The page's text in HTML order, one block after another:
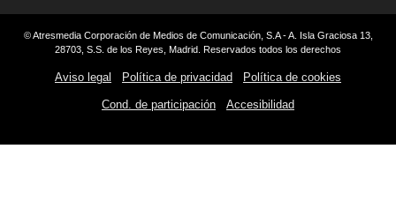
© Atresmedia Corporación de Medios de Comunicación, S.A - A. Isla Graciosa 13,
28703, S.S. de los Reyes, Madrid. Reservados todos los derechos
Aviso legal Política de privacidad Política de cookies
Cond. de participación Accesibilidad